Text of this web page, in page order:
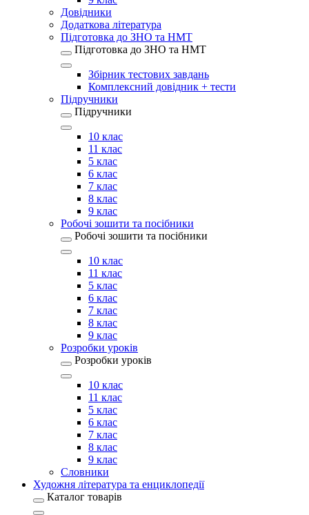
Довідники
Додаткова література
Підготовка до ЗНО та НМТ
Підготовка до ЗНО та НМТ
Збірник тестових завдань
Комплексний довідник + тести
Підручники
Підручники
10 клас
11 клас
5 клас
6 клас
7 клас
8 клас
9 клас
Робочі зошити та посібники
Робочі зошити та посібники
10 клас
11 клас
5 клас
6 клас
7 клас
8 клас
9 клас
Розробки уроків
Розробки уроків
10 клас
11 клас
5 клас
6 клас
7 клас
8 клас
9 клас
Словники
Художня література та енциклопедії
Каталог товарів